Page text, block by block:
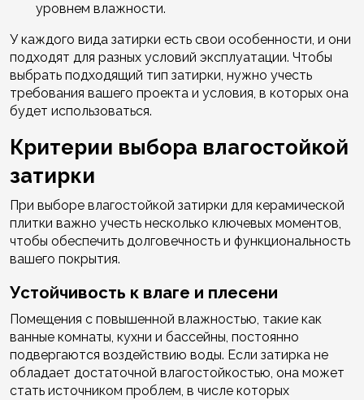
уровнем влажности.
У каждого вида затирки есть свои особенности, и они
подходят для разных условий эксплуатации. Чтобы
выбрать подходящий тип затирки, нужно учесть
требования вашего проекта и условия, в которых она
будет использоваться.
Критерии выбора влагостойкой
затирки
При выборе влагостойкой затирки для керамической
плитки важно учесть несколько ключевых моментов,
чтобы обеспечить долговечность и функциональность
вашего покрытия.
Устойчивость к влаге и плесени
Помещения с повышенной влажностью, такие как
ванные комнаты, кухни и бассейны, постоянно
подвергаются воздействию воды. Если затирка не
обладает достаточной влагостойкостью, она может
стать источником проблем, в числе которых